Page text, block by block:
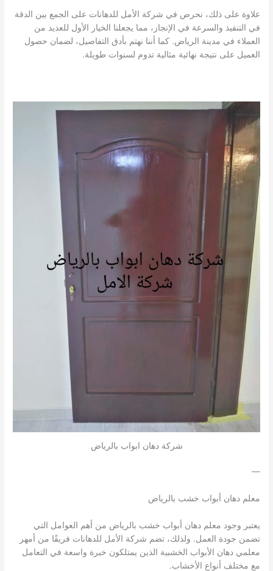
علاوة على ذلك، نحرص في شركة الأمل للدهانات على الجمع بين الدقة
في التنفيذ والسرعة في الإنجاز، مما يجعلنا الخيار الأول للعديد من
العملاء في مدينة الرياض. كما أننا نهتم بأدق التفاصيل، لضمان حصول
العميل على نتيجة نهائية مثالية تدوم لسنوات طويلة.
شركة دهان ابواب بالرياض
—
معلم دهان أبواب خشب بالرياض
يعتبر وجود معلم دهان أبواب خشب بالرياض من أهم العوامل التي
تضمن جودة العمل. ولذلك، تضم شركة الأمل للدهانات فريقًا من أمهر
معلمي دهان الأبواب الخشبية الذين يمتلكون خبرة واسعة في التعامل
مع مختلف أنواع الأخشاب.